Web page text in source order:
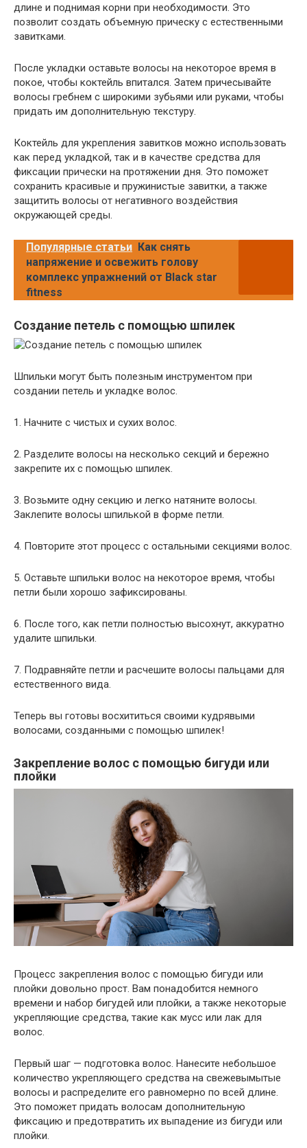
длине и поднимая корни при необходимости. Это
позволит создать объемную прическу с естественными
завитками.
После укладки оставьте волосы на некоторое время в
покое, чтобы коктейль впитался. Затем причесывайте
волосы гребнем с широкими зубьями или руками, чтобы
придать им дополнительную текстуру.
Коктейль для укрепления завитков можно использовать
как перед укладкой, так и в качестве средства для
фиксации прически на протяжении дня. Это поможет
сохранить красивые и пружинистые завитки, а также
защитить волосы от негативного воздействия
окружающей среды.
Популярные статьи Как снять
напряжение и освежить голову
комплекс упражнений от Black star
fitness
Создание петель с помощью шпилек
Шпильки могут быть полезным инструментом при
создании петель и укладке волос.
1. Начните с чистых и сухих волос.
2. Разделите волосы на несколько секций и бережно
закрепите их с помощью шпилек.
3. Возьмите одну секцию и легко натяните волосы.
Заклепите волосы шпилькой в форме петли.
4. Повторите этот процесс с остальными секциями волос.
5. Оставьте шпильки волос на некоторое время, чтобы
петли были хорошо зафиксированы.
6. После того, как петли полностью высохнут, аккуратно
удалите шпильки.
7. Подравняйте петли и расчешите волосы пальцами для
естественного вида.
Теперь вы готовы восхититься своими кудрявыми
волосами, созданными с помощью шпилек!
Закрепление волос с помощью бигуди или
плойки
Процесс закрепления волос с помощью бигуди или
плойки довольно прост. Вам понадобится немного
времени и набор бигудей или плойки, а также некоторые
укрепляющие средства, такие как мусс или лак для
волос.
Первый шаг — подготовка волос. Нанесите небольшое
количество укрепляющего средства на свежевымытые
волосы и распределите его равномерно по всей длине.
Это поможет придать волосам дополнительную
фиксацию и предотвратить их выпадение из бигуди или
плойки.